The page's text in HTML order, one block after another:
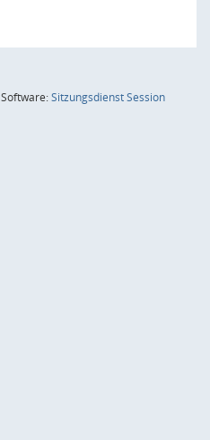
Software:SitzungsdienstSession(Wird in